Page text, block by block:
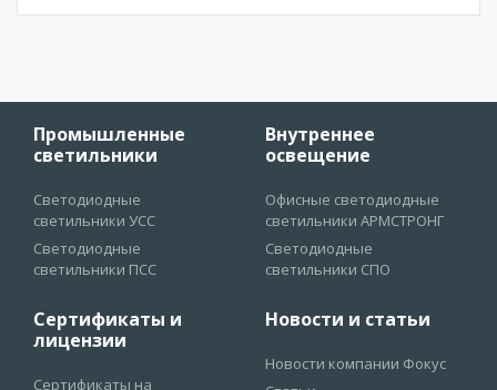
Промышленные
светильники
Светодиодные
светильники УСС
Светодиодные
светильники ПСС
Внутреннее
освещение
Офисные светодиодные
светильники АРМСТРОНГ
Светодиодные
светильники СПО
Сертификаты и
лицензии
Сертификаты на
Новости и статьи
Новости компании Фокус